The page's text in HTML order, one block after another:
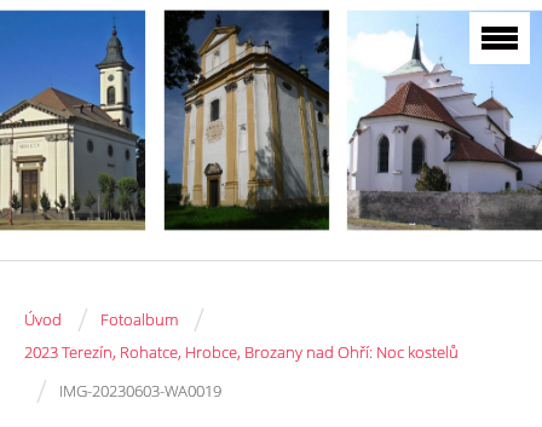
Úvod / Fotoalbum /
2023 Terezín, Rohatce, Hrobce, Brozany nad Ohří: Noc kostelů
/ IMG-20230603-WA0019